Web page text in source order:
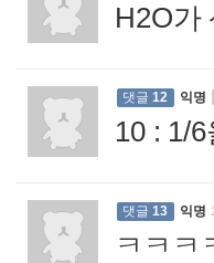
H2O가
댓글 12 익명
10 : 1/
댓글 13 익명
ㅋㅋㅋ